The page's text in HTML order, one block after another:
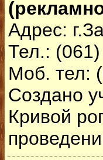
Адрес:
Тел.:
Моб. тел:
Создано
Кривой